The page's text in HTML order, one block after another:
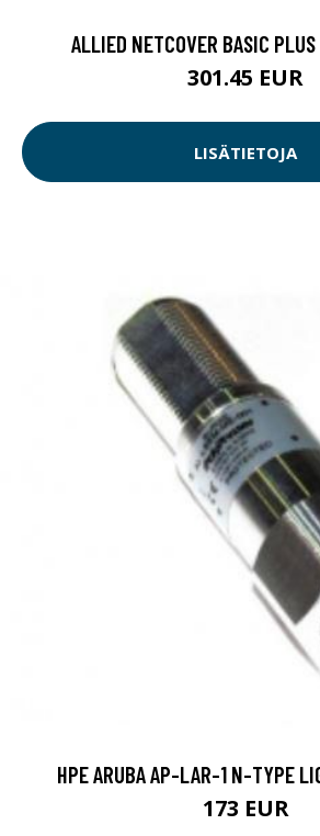
ALLIED NETCOVER BASIC
301.45 EUR
LISÄTIETOJA
HPE ARUBA AP-LAR-1 N-TYPE
173 EUR